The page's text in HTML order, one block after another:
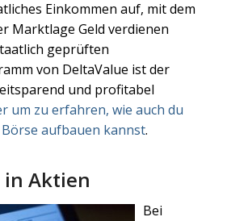
Einkommen auf, mit dem
Marktlage Geld verdienen
geprüften
von DeltaValue ist der
und profitabel
um zu erfahren, wie auch du
aufbauen kannst.
Aktien
Bei